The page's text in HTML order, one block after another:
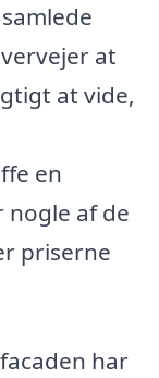
at
at vide,
en
af de
priserne
har